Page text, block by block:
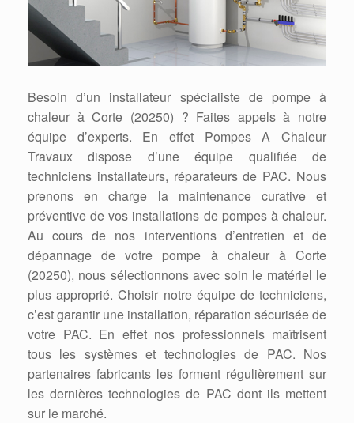
Besoin d’un installateur spécialiste de pompe à
chaleur à Corte (20250) ? Faites appels à notre
équipe d’experts. En effet Pompes A Chaleur
Travaux dispose d’une équipe qualifiée de
techniciens installateurs, réparateurs de PAC. Nous
prenons en charge la maintenance curative et
préventive de vos installations de pompes à chaleur.
Au cours de nos interventions d’entretien et de
dépannage de votre pompe à chaleur à Corte
(20250), nous sélectionnons avec soin le matériel le
plus approprié. Choisir notre équipe de techniciens,
c’est garantir une installation, réparation sécurisée de
votre PAC. En effet nos professionnels maîtrisent
tous les systèmes et technologies de PAC. Nos
partenaires fabricants les forment régulièrement sur
les dernières technologies de PAC dont ils mettent
sur le marché.